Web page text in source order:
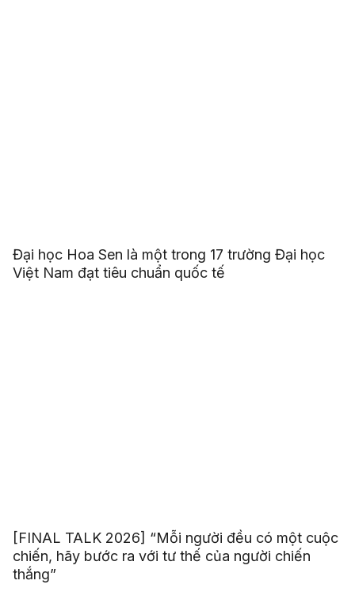
Đại học Hoa Sen là một trong 17 trường Đại học
Việt Nam đạt tiêu chuẩn quốc tế
[FINAL TALK 2026] “Mỗi người đều có một cuộc
chiến, hãy bước ra với tư thế của người chiến
thắng”